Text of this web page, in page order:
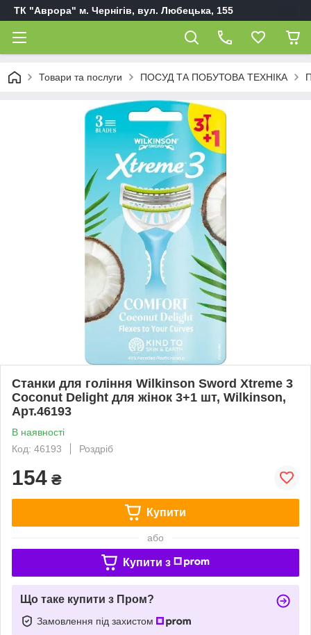
ТК "Аврора" м. Чернігів, вул. Любецька, 155
Товари та послуги ПОСУД ТА ПОБУТОВА ТЕХНІКА
Станки для гоління Wilkinson Sword Xtreme 3
Coconut Delight для жінок 3+1 шт, Wilkinson,
Арт.46193
В наявності
Код: 46193
Роздріб
154 ₴
Купити
або
Купити з
Що таке купити з Пром?
Замовлення під захистом